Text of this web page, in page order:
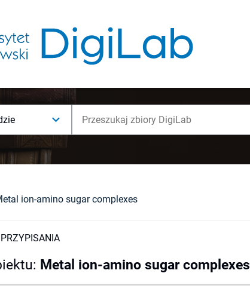
ion-amino sugar complexes
: Metal ion-amino sugar complexes